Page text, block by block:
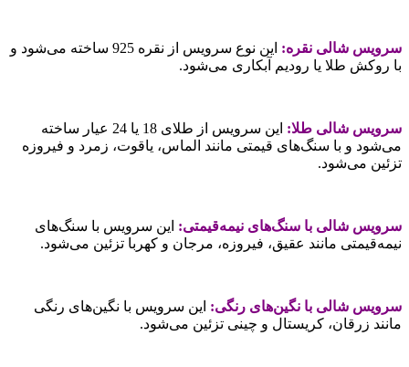
شالی نقره:
این نوع سرویس از نقره 925 ساخته می‌شود و
روکش طلا یا رودیم آبکاری می‌شود.
شالی طلا:
این سرویس از طلای 18 یا 24 عیار ساخته
و با سنگ‌های قیمتی مانند الماس، یاقوت، زمرد و فیروزه
می‌شود.
شالی با سنگ‌های نیمه‌قیمتی: این سرویس با سنگ‌های
مانند عقیق، فیروزه، مرجان و کهربا تزئین می‌شود.
شالی با نگین‌های رنگی: این سرویس با نگین‌های رنگی
زرقان، کریستال و چینی تزئین می‌شود.